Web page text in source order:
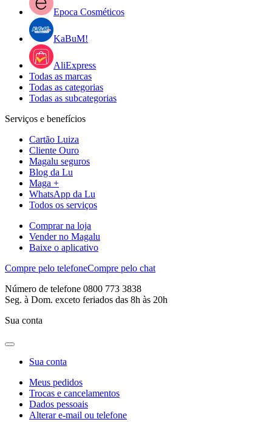
Epoca Cosméticos
KaBuM!
AliExpress
Todas as marcas
Todas as categorias
Todas as subcategorias
Serviços e benefícios
Cartão Luiza
Cliente Ouro
Magalu seguros
Blog da Lu
Maga +
WhatsApp da Lu
Todos os serviços
Comprar na loja
Vender no Magalu
Baixe o aplicativo
Compre pelo telefoneCompre pelo chat
Número de telefone 0800 773 3838
Seg. à Dom. exceto feriados das 8h às 20h
Sua conta
Sua conta
Meus pedidos
Trocas e cancelamentos
Dados pessoais
Alterar e-mail ou telefone